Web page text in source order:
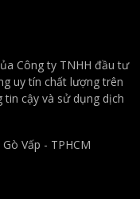
Công ty TNHH đầu tư
uy tín chất lượng trên
tin cậy và sử dụng dịch
Vấp - TPHCM